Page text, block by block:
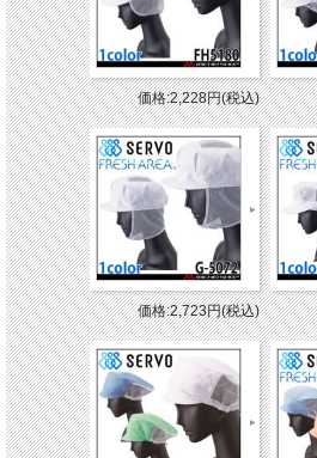
価格:2,228円(税込)
価格:2,723円(税込)